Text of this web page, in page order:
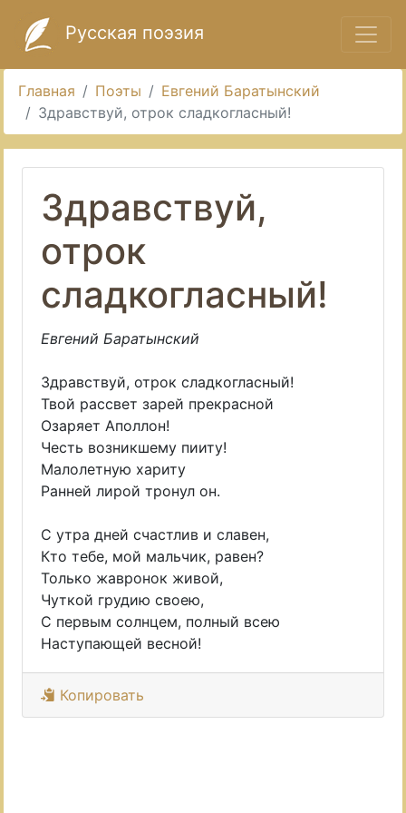
Русская поэзия
Главная Поэты
Евгений Баратынский
Здравствуй, отрок сладкогласный!
Здравствуй,
отрок
сладкогласный!
Евгений Баратынский
Здравствуй, отрок сладкогласный!
Твой рассвет зарей прекрасной
Озаряет Аполлон!
Честь возникшему пииту!
Малолетную хариту
Ранней лирой тронул он.
С утра дней счастлив и славен,
Кто тебе, мой мальчик, равен?
Только жавронок живой,
Чуткой грудию своею,
С первым солнцем, полный всею
Наступающей весной!
Копировать